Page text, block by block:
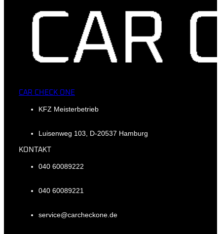
CAR CHECK ONE
KFZ Meisterbetrieb
Luisenweg 103, D-20537 Hamburg
KONTAKT
040 60089222
040 60089221
service@carcheckone.de